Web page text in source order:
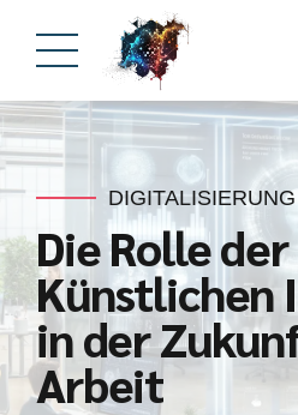
DIGITALISIERUNG
Die Rolle der
Künstlichen
in der
Arbeit